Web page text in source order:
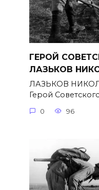
ГЕРОЙ
ЛАЗЬКОВ
ЛАЗЬКОВ
Герой
0 96